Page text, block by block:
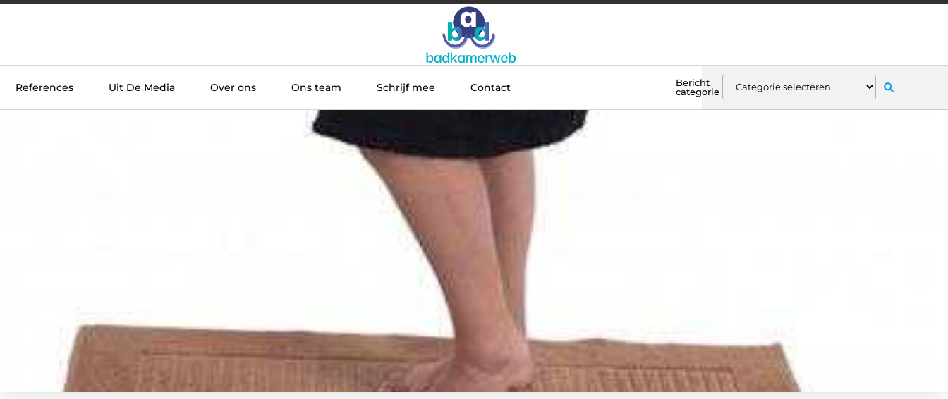
References Uit De Media Over ons Ons team Schrijf mee Contact
Bericht
categorie